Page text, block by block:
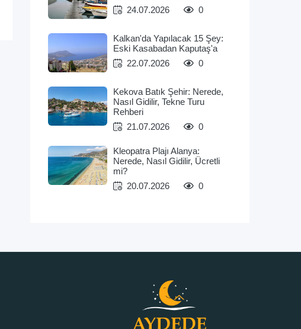
24.07.2026
0
Kalkan'da Yapılacak 15 Şey:
Eski Kasabadan Kaputaş'a
22.07.2026
0
Kekova Batık Şehir: Nerede,
Nasıl Gidilir, Tekne Turu
Rehberi
21.07.2026
0
Kleopatra Plajı Alanya:
Nerede, Nasıl Gidilir, Ücretli
mi?
20.07.2026
0